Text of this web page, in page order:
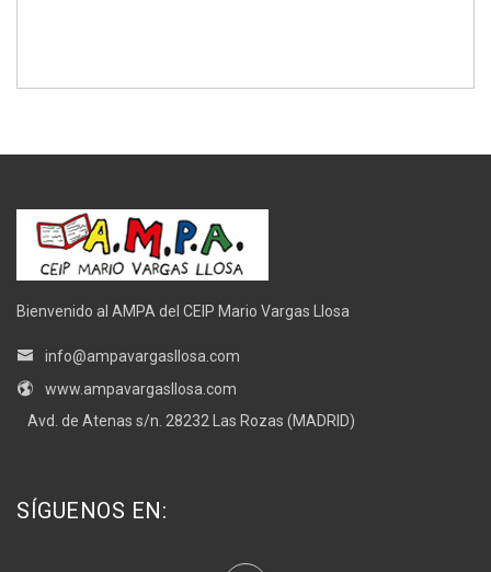
Bienvenido al AMPA del CEIP Mario Vargas Llosa
info@ampavargasllosa.com
www.ampavargasllosa.com
Avd. de Atenas s/n. 28232 Las Rozas (MADRID)
SÍGUENOS EN: